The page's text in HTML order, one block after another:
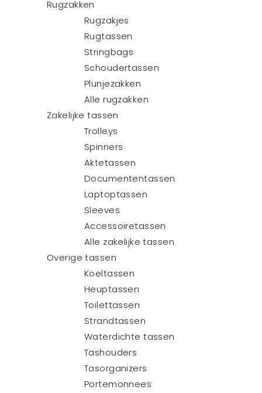
Rugzakken
Rugzakjes
Rugtassen
Stringbags
Schoudertassen
Plunjezakken
Alle rugzakken
Zakelijke tassen
Trolleys
Spinners
Aktetassen
Documententassen
Laptoptassen
Sleeves
Accessoiretassen
Alle zakelijke tassen
Overige tassen
Koeltassen
Heuptassen
Toilettassen
Strandtassen
Waterdichte tassen
Tashouders
Tasorganizers
Portemonnees